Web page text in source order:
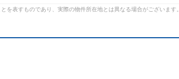
表すものであり、実際の物件所在地とは異なる場合がございます。